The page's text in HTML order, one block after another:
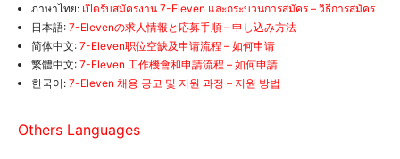
ภาษาไทย: เปิดรับสมัครงาน 7-Eleven และกระบวนการสมัคร – วิธีการสมัคร
日本語: 7-Elevenの求人情報と応募手順 – 申し込み方法
简体中文: 7-Eleven职位空缺及申请流程 – 如何申请
繁體中文: 7-Eleven 工作機會和申請流程 – 如何申請
한국어: 7-Eleven 채용 공고 및 지원 과정 – 지원 방법
Others Languages